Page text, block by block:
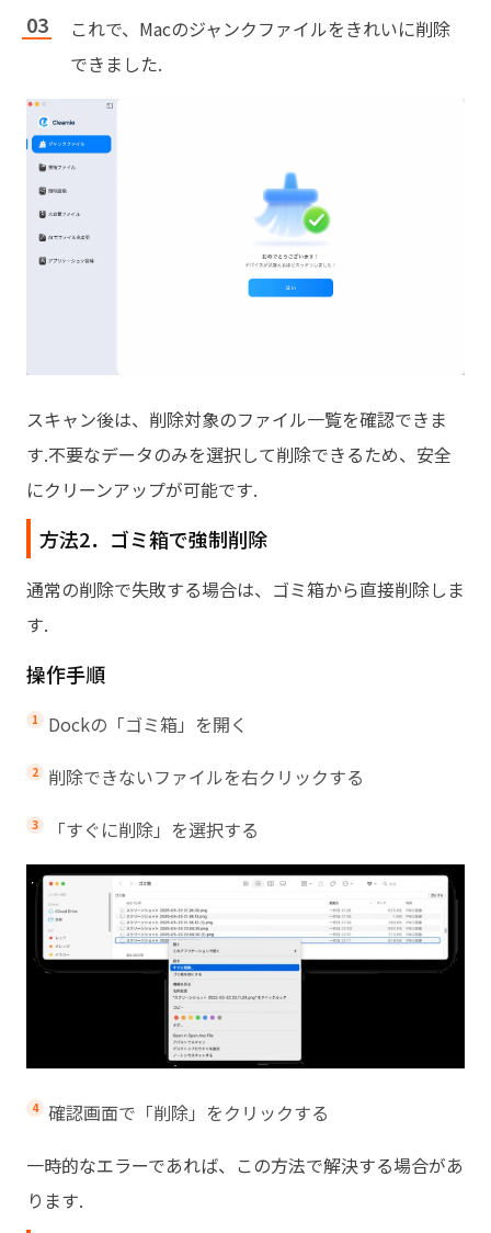
これで、Macのジャンクファイルをきれいに削除
できました.
スキャン後は、削除対象のファイル一覧を確認できま
す.不要なデータのみを選択して削除できるため、安全
にクリーンアップが可能です.
方法2．ゴミ箱で強制削除
通常の削除で失敗する場合は、ゴミ箱から直接削除しま
す.
操作手順
Dockの「ゴミ箱」を開く
削除できないファイルを右クリックする
「すぐに削除」を選択する
確認画面で「削除」をクリックする
一時的なエラーであれば、この方法で解決する場合があ
ります.